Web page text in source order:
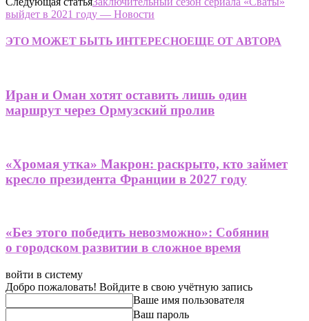
выйдет в 2021 году — Новости
ЭТО МОЖЕТ БЫТЬ ИНТЕРЕСНОЕЩЕ ОТ АВТОРА
Иран и Оман хотят оставить лишь один
маршрут через Ормузский пролив
«Хромая утка» Макрон: раскрыто, кто займет
кресло президента Франции в 2027 году
«Без этого победить невозможно»: Собянин
о городском развитии в сложное время
войти в систему
Добро пожаловать! Войдите в свою учётную запись
Ваше имя пользователя
Ваш пароль